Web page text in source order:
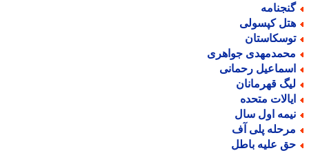
کپسولی
جواهری
رحمانی
قهرمانان
متحده
اول سال
پلی آف
علیه باطل